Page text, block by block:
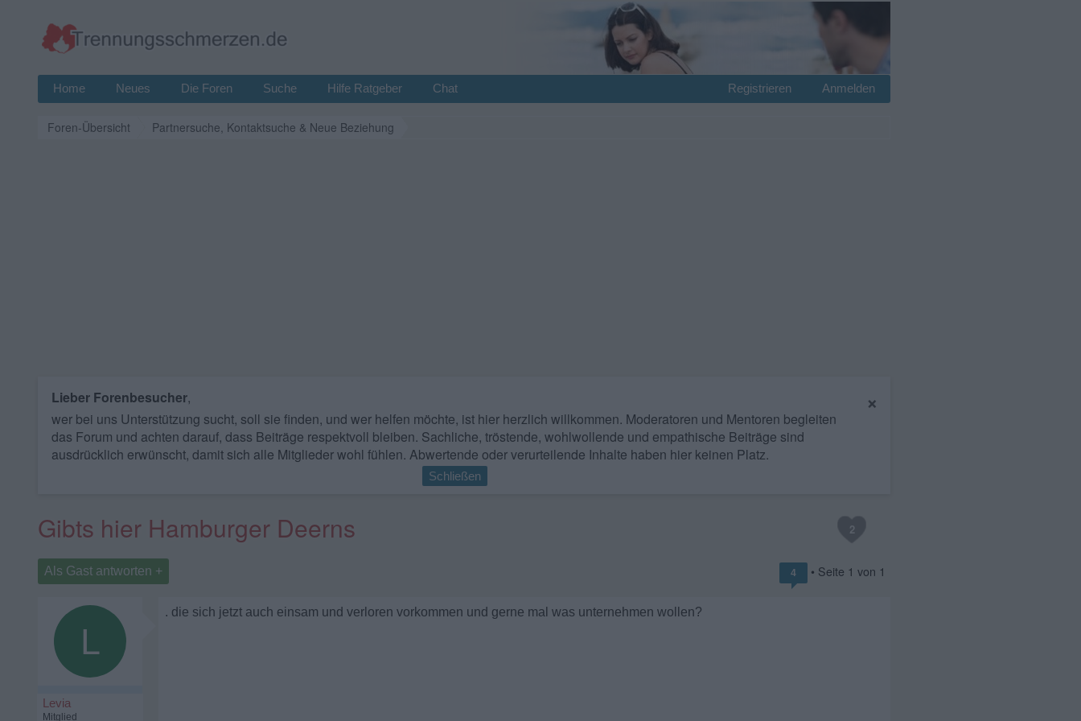
Home Neues Die Foren Suche Hilfe Ratgeber Chat Anmelden
Registrieren
Foren-Übersicht Partnersuche, Kontaktsuche & Neue Beziehung
×
Lieber Forenbesucher,
wer bei uns Unterstützung sucht, soll sie finden, und wer helfen möchte, ist hier herzlich willkommen. Moderatoren und Mentoren begleiten
das Forum und achten darauf, dass Beiträge respektvoll bleiben. Sachliche, tröstende, wohlwollende und empathische Beiträge sind
ausdrücklich erwünscht, damit sich alle Mitglieder wohl fühlen. Abwertende oder verurteilende Inhalte haben hier keinen Platz.
Schließen
2
Gibts hier Hamburger Deerns
Als Gast antworten + 4 • Seite 1 von 1
L
Levia
Mitglied
. die sich jetzt auch einsam und verloren vorkommen und gerne mal was unternehmen wollen?